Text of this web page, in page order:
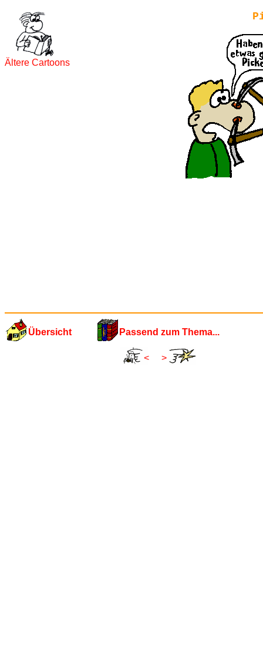
Ältere Cartoons
Übersicht Passend zum Thema...
< >